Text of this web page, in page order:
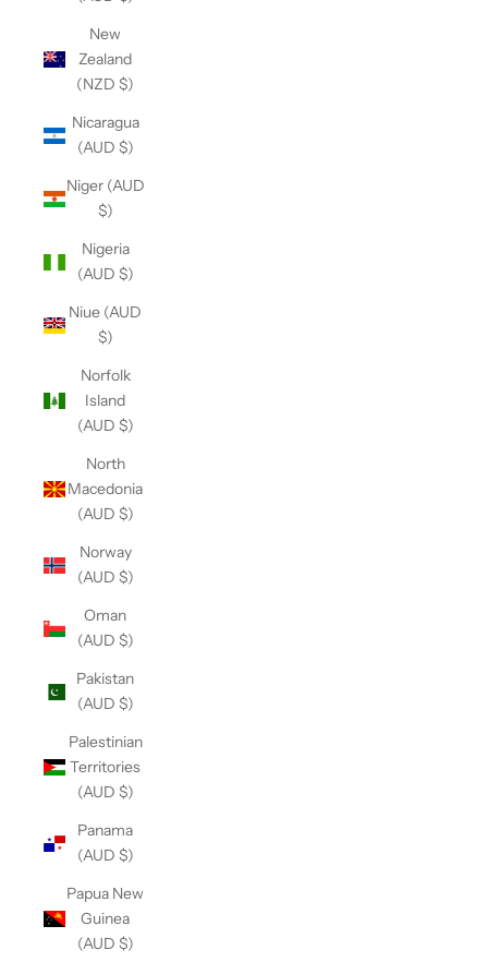
New
Zealand
(NZD $)
Nicaragua
(AUD $)
Niger (AUD
$)
Nigeria
(AUD $)
Niue (AUD
$)
Norfolk
Island
(AUD $)
North
Macedonia
(AUD $)
Norway
(AUD $)
Oman
(AUD $)
Pakistan
(AUD $)
Palestinian
Territories
(AUD $)
Panama
(AUD $)
Papua New
Guinea
(AUD $)